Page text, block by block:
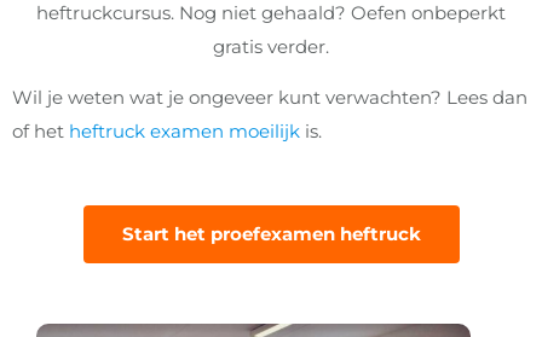
heftruckcursus. Nog niet gehaald? Oefen onbeperkt
gratis verder.
Wil je weten wat je ongeveer kunt verwachten? Lees dan
of het heftruck examen moeilijk is.
Start het proefexamen heftruck